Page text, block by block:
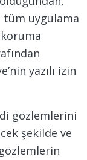
tüm uygulama
yazılı izin
gözlemlerini
şekilde ve